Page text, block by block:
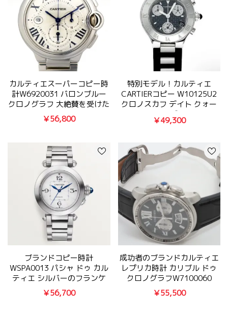
カルティエスーパーコピー時
計W6920031 バロンブルー
クロノグラフ 大絶賛を受けた
￥56,800
特別モデル！カルティエ
CARTIERコピー W10125U2
クロノスカフ デイト クォー
ツ メンズ時計
￥49,300
ブランドコピー時計
WSPA0013 パシャ ドゥ カル
ティエ シルバーのフランケ
￥56,700
成功者のブランドカルティエ
レプリカ時計 カリブル ドゥ
クロノグラフW7100060
￥55,500